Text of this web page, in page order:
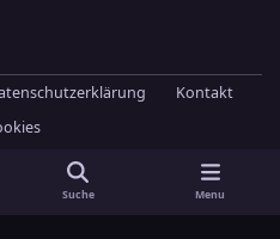
Kontakt
Invision Community
Suche Menu